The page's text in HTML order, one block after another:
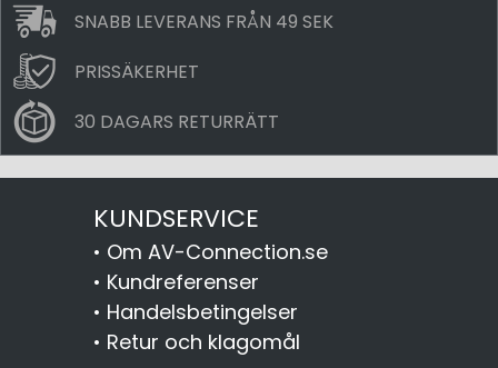
SNABB LEVERANS FRÅN 49 SEK
PRISSÄKERHET
30 DAGARS RETURRÄTT
KUNDSERVICE
• Om AV-Connection.se
• Kundreferenser
• Handelsbetingelser
• Retur och klagomål